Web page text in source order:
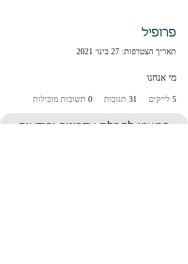
פרופיל
תאריך הצטרפות: 27 בינו׳ 2021
מי אנחנו
5 לייקים 31 תגובות 0 תשובות מובילות
הרשמו לקבלת עדכונים והודעות